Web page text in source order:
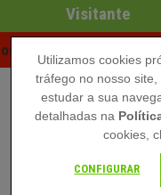
Visitante
de Verão em
Utilizamos cookies
tráfego no nosso
estudar a sua
detalhadas na
cookies,
CONFIGURAR